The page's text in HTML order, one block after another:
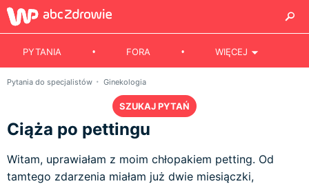
PYTANIA FORA WIĘCEJ
Pytania do specjalistów Ginekologia
SZUKAJ PYTAŃ
Ciąża po pettingu
Witam, uprawiałam z moim chłopakiem petting. Od
tamtego zdarzenia miałam już dwie miesiączki,